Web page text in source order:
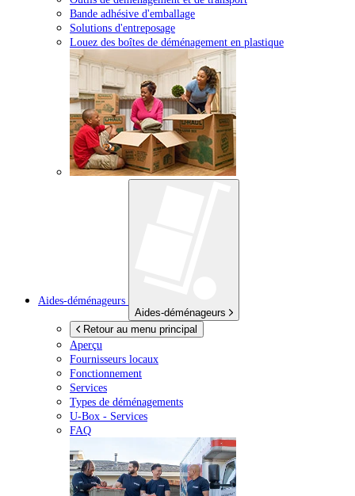
Bande adhésive d'emballage
Solutions d'entreposage
Louez des boîtes de déménagement en plastique
Aides-déménageurs
Aides-déménageurs
Retour au menu principal
Aperçu
Fournisseurs locaux
Fonctionnement
Services
Types de déménagements
U-Box - Services
FAQ